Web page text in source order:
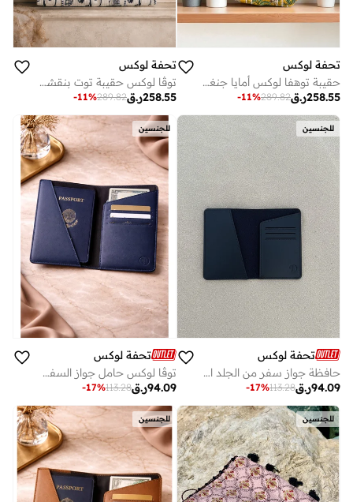
تحفة لوكس
حقيبة توهفا لوكس أمايا جنغل ستيتش من القطن المطبوع يدويًا، حقيبة كتف مبطنة خفيفة الوزن بخياطة متباينة، طباعة نباتية صديقة للبيئة باللون الأخضر الخردلي مصبوغة بالخضروات، حقيبة سفر وشاطئ واسعة
ر.ق258.55
289.82
-11%
تحفة لوكس
توڤا لوكس حقيبة توت بنقشة الأسماك – حقيبة قطنية مطبوعة يدوياً، تصميم مستوحى من البحر، كبيرة (45.5 × 47.5 × 20 سم)
ر.ق258.55
289.82
-11%
للجنسين
تحفة لوكس
حافظة جواز سفر من الجلد الأسود من فوياج
ر.ق94.09
113.28
-17%
للجنسين
تحفة لوكس
توڤا لوكس حامل جواز السفر جلدي فايج – أزرق كحلي | محفظة سفر نحيفة | جلد طبيعي
ر.ق94.09
113.28
-17%
للجنسين للجنسين